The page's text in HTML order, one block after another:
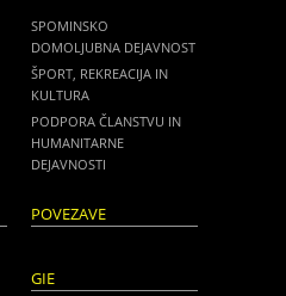
SPOMINSKO
DOMOLJUBNA DEJAVNOST
ŠPORT, REKREACIJA IN
KULTURA
PODPORA ČLANSTVU IN
HUMANITARNE
DEJAVNOSTI
POVEZAVE
GIE